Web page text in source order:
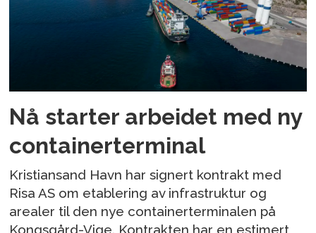
Nå starter arbeidet med ny
containerterminal
Kristiansand Havn har signert kontrakt med
Risa AS om etablering av infrastruktur og
arealer til den nye containerterminalen på
Kongsgård-Vige. Kontrakten har en estimert